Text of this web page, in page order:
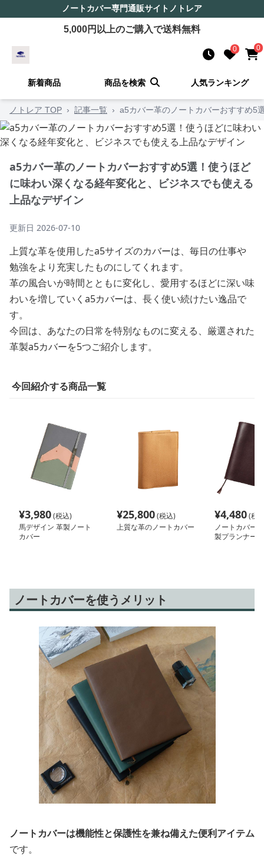
ノートカバー専門通販サイト ノトレア
5,000円以上のご購入で送料無料
0 0
新着商品 商品を検索 人気ランキング
ノトレア TOP › 記事一覧 › a5カバー革のノートカバーおすすめ5
a5カバー革のノートカバーおすすめ5選！使うほど
に味わい深くなる経年変化と、ビジネスでも使える
上品なデザイン
更新日 2026-07-10
上質な革を使用したa5サイズのカバーは、毎日の仕事や
勉強をより充実したものにしてくれます。
革の風合いが時間とともに変化し、愛用するほどに深い味
わいを増していくa5カバーは、長く使い続けたい逸品で
す。
今回は、あなたの日常を特別なものに変える、厳選された
革製a5カバーを5つご紹介します。
今回紹介する商品一覧
¥3,980(税込)
馬デザイン 革製ノート
カバー
¥25,800(税込)
上質な革のノートカバー
¥4,480(税
ノートカバー
製プランナー
ノートカバーを使うメリット
ノートカバーは機能性と保護性を兼ね備えた便利アイテム
です。